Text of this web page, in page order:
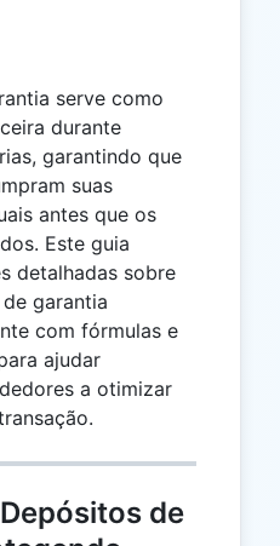
serve como
durante
garantindo que
suas
antes que os
Este guia
detalhadas sobre
garantia
com fórmulas e
ajudar
a otimizar
de